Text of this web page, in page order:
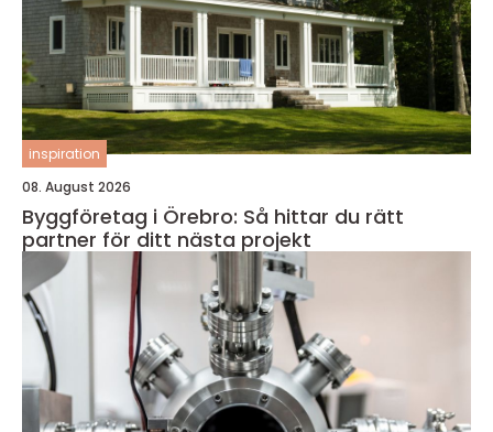
inspiration
08. August 2026
Byggföretag i Örebro: Så hittar du rätt
partner för ditt nästa projekt